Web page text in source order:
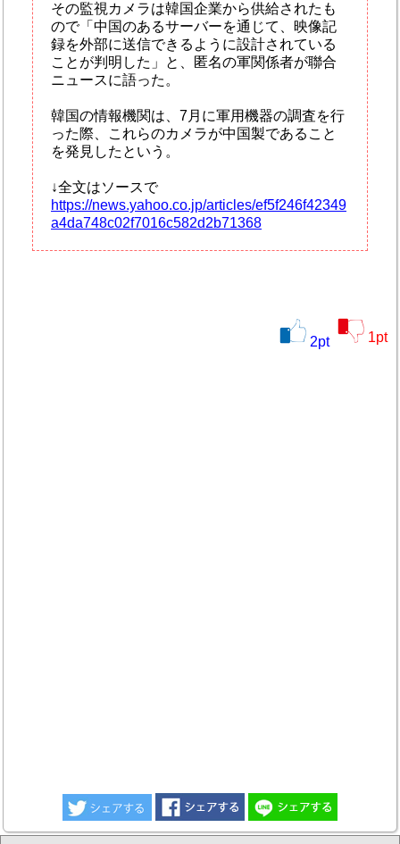
その監視カメラは韓国企業から供給されたも
ので「中国のあるサーバーを通じて、映像記
録を外部に送信できるように設計されている
ことが判明した」と、匿名の軍関係者が聯合
ニュースに語った。
韓国の情報機関は、7月に軍用機器の調査を行
った際、これらのカメラが中国製であること
を発見したという。
↓全文はソースで
https://news.yahoo.co.jp/articles/ef5f246f42349
a4da748c02f7016c582d2b71368
2pt 1pt